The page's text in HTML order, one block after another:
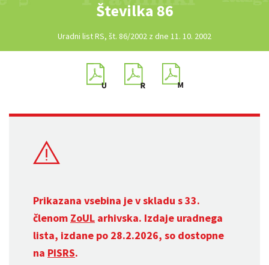
Številka 86
Uradni list RS, št. 86/2002 z dne 11. 10. 2002
Prikazana vsebina je v skladu s 33.
členom ZoUL arhivska. Izdaje uradnega
lista, izdane po 28.2.2026, so dostopne
na PISRS.